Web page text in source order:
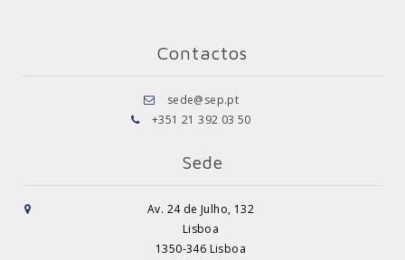
Contactos
sede@sep.pt
+351 21 392 03 50
Sede
Av. 24 de Julho, 132
Lisboa
1350-346 Lisboa